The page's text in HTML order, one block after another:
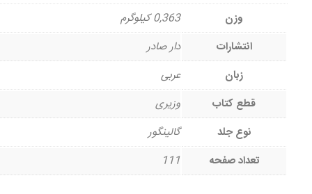
وزن
0,363 کیلوگرم
انتشارات
دار صادر
زبان
عربی
قطع کتاب
وزیری
نوع جلد
گالینگور
تعداد صفحه
111